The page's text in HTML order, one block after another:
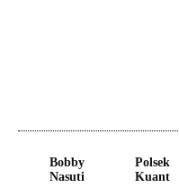
Bobby
Nasuti
Polsek
Kuant